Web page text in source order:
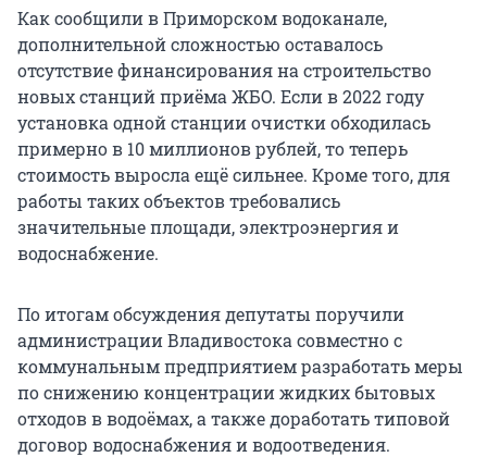
Как сообщили в Приморском водоканале,
дополнительной сложностью оставалось
отсутствие финансирования на строительство
новых станций приёма ЖБО. Если в 2022 году
установка одной станции очистки обходилась
примерно в 10 миллионов рублей, то теперь
стоимость выросла ещё сильнее. Кроме того, для
работы таких объектов требовались
значительные площади, электроэнергия и
водоснабжение.
По итогам обсуждения депутаты поручили
администрации Владивостока совместно с
коммунальным предприятием разработать меры
по снижению концентрации жидких бытовых
отходов в водоёмах, а также доработать типовой
договор водоснабжения и водоотведения.